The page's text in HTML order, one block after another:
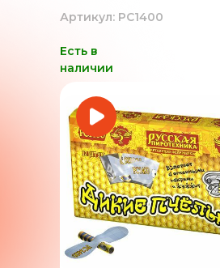
Есть в
наличии
Артикул: РС1400